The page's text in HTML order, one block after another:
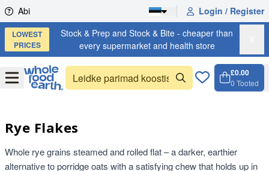
Skip to content
Abi Login / Register
LOWEST
PRICES
Stock & Prep and Stock & Bite - cheaper than
every supermarket and health store
OpenMenu
£0.00
0 Tooted
Rye Flakes
Whole rye grains steamed and rolled flat – a darker, earthier
alternative to porridge oats with a satisfying chew that holds up in